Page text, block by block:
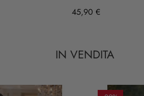
45,90 €
IN VENDITA